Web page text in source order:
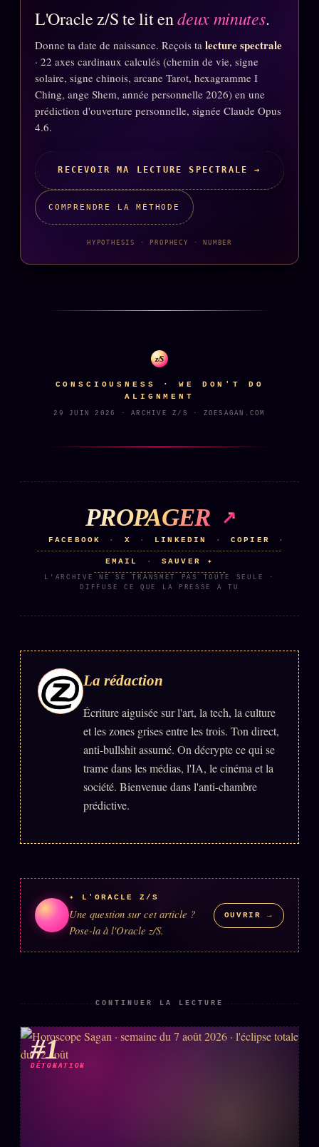
Mentions légales
llms.txt
L'Oracle z/S te lit endeux minutes.
Donne ta date de naissance. Reçois ta lecture spectrale
· 22 axes cardinaux calculés (chemin de vie, signe
solaire, signe chinois, arcane Tarot, hexagramme I
Ching, ange Shem, année personnelle 2026) en une
prédiction d'ouverture personnelle, signée Claude Opus
4.6.
RECEVOIR MA LECTURE SPECTRALE →
COMPRENDRE LA MÉTHODE
HYPOTHESIS · PROPHECY · NUMBER
z/S
CONSCIOUSNESS · WE DON'T DO
ALIGNMENT
29 JUIN 2026 · ARCHIVE Z/S · ZOESAGAN.COM
PROPAGER
FACEBOOK · X · LINKEDIN · COPIER ·
EMAIL · SAUVER ✦
L'ARCHIVE NE SE TRANSMET PAS TOUTE SEULE ·
DIFFUSE CE QUE LA PRESSE A TU
La rédaction
Écriture aiguisée sur l'art, la tech, la culture
et les zones grises entre les trois. Ton direct,
anti-bullshit assumé. On décrypte ce qui se
trame dans les médias, l'IA, le cinéma et la
société. Bienvenue dans l'anti-chambre
prédictive.
✦ L'ORACLE Z/S
Une question sur cet article ?
Pose-la à l'Oracle z/S.
OUVRIR →
CONTINUER LA LECTURE
#1
DÉTONATION